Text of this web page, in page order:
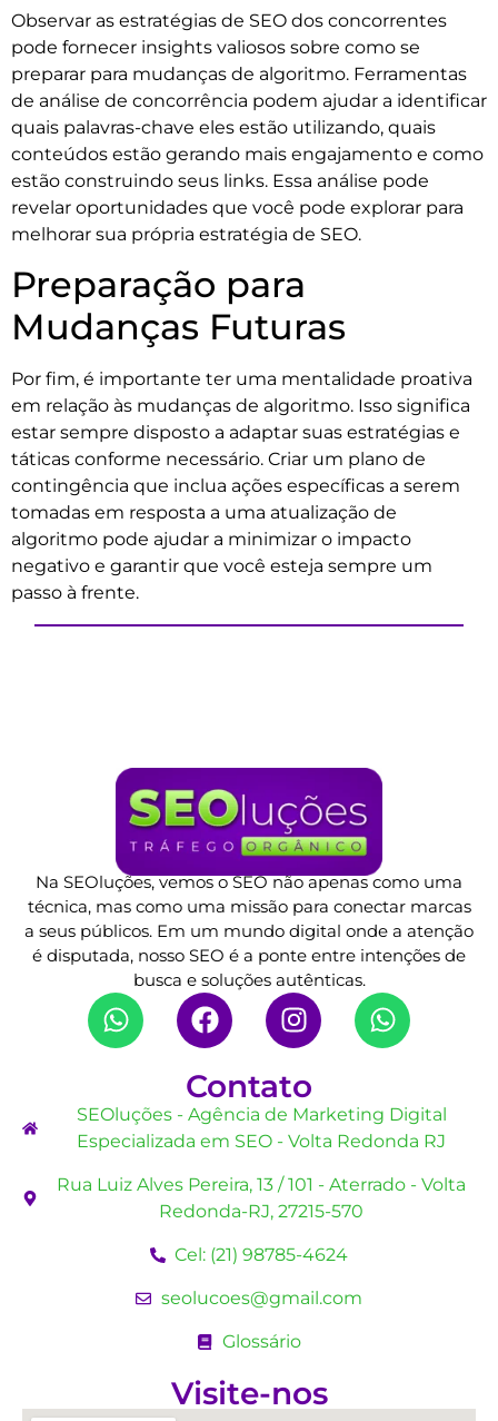
Observar as estratégias de SEO dos concorrentes
pode fornecer insights valiosos sobre como se
preparar para mudanças de algoritmo. Ferramentas
de análise de concorrência podem ajudar a identificar
quais palavras-chave eles estão utilizando, quais
conteúdos estão gerando mais engajamento e como
estão construindo seus links. Essa análise pode
revelar oportunidades que você pode explorar para
melhorar sua própria estratégia de SEO.
Preparação para
Mudanças Futuras
Por fim, é importante ter uma mentalidade proativa
em relação às mudanças de algoritmo. Isso significa
estar sempre disposto a adaptar suas estratégias e
táticas conforme necessário. Criar um plano de
contingência que inclua ações específicas a serem
tomadas em resposta a uma atualização de
algoritmo pode ajudar a minimizar o impacto
negativo e garantir que você esteja sempre um
passo à frente.
Na SEOluções, vemos o SEO não apenas como uma
técnica, mas como uma missão para conectar marcas
a seus públicos. Em um mundo digital onde a atenção
é disputada, nosso SEO é a ponte entre intenções de
busca e soluções autênticas.
Contato
SEOluções - Agência de Marketing Digital
Especializada em SEO - Volta Redonda RJ
Rua Luiz Alves Pereira, 13 / 101 - Aterrado - Volta
Redonda-RJ, 27215-570
Cel: (21) 98785-4624
seolucoes@gmail.com
Glossário
Visite-nos